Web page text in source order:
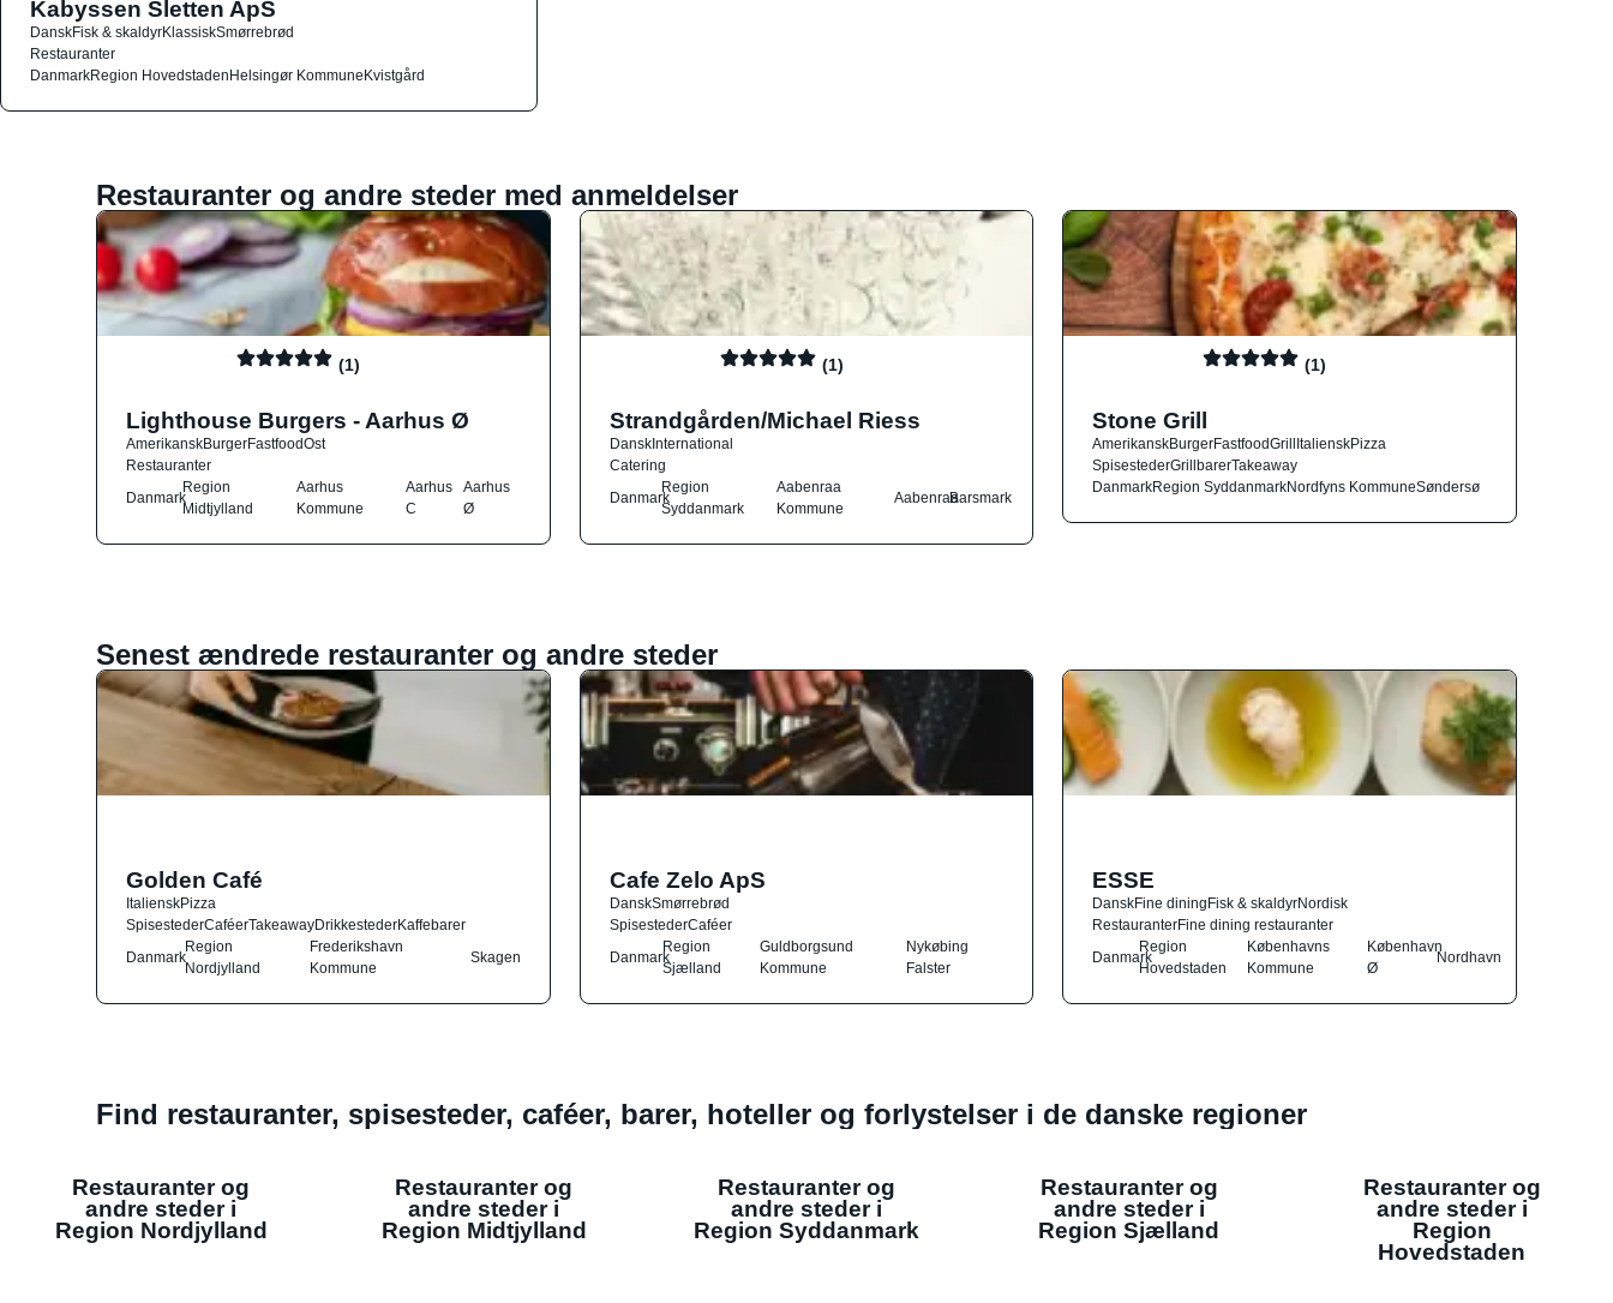
Kabyssen Sletten ApS
DanskFisk & skaldyrKlassiskSmørrebrød
Restauranter
DanmarkRegion HovedstadenHelsingør KommuneKvistgård
Restauranter og andre steder med anmeldelser
(1)
Lighthouse Burgers - Aarhus Ø
AmerikanskBurgerFastfoodOst
Restauranter
Danmark
Region
Midtjylland
Aarhus
Kommune
Aarhus
C
Aarhus
Ø
(1)
Strandgården/Michael Riess
DanskInternational
Catering
Danmark
Region
Syddanmark
Aabenraa
Kommune
AabenraaBarsmark
(1)
Stone Grill
AmerikanskBurgerFastfoodGrillItalienskPizza
SpisestederGrillbarerTakeaway
DanmarkRegion SyddanmarkNordfyns KommuneSøndersø
Senest ændrede restauranter og andre steder
Golden Café
ItalienskPizza
SpisestederCaféerTakeawayDrikkestederKaffebarer
Danmark
Region
Nordjylland
Frederikshavn
Kommune
Skagen
Cafe Zelo ApS
DanskSmørrebrød
SpisestederCaféer
Danmark
Region
Sjælland
Guldborgsund
Kommune
Nykøbing
Falster
ESSE
DanskFine diningFisk & skaldyrNordisk
RestauranterFine dining restauranter
Danmark
Region
Hovedstaden
Københavns
Kommune
København
Ø
Nordhavn
Find restauranter, spisesteder, caféer, barer, hoteller og forlystelser i de danske regioner
Restauranter og
andre steder i
Region Nordjylland
Restauranter og
andre steder i
Region Midtjylland
Restauranter og
andre steder i
Region Syddanmark
Restauranter og
andre steder i
Region Sjælland
Restauranter og
andre steder i
Region
Hovedstaden